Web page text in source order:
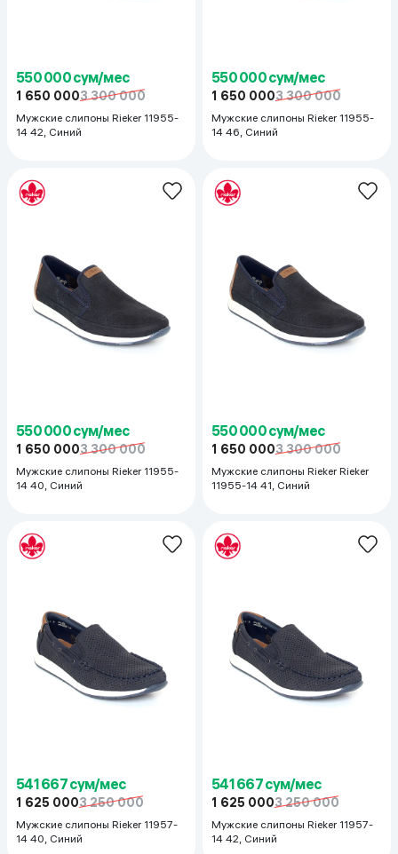
550 000 сум/мес
1 650 0003 300 000
Мужские слипоны Rieker 11955-
14 42, Синий
550 000 сум/мес
1 650 0003 300 000
Мужские слипоны Rieker 11955-
14 46, Синий
550 000 сум/мес
1 650 0003 300 000
Мужские слипоны Rieker 11955-
14 40, Синий
550 000 сум/мес
1 650 0003 300 000
Мужские слипоны Rieker Rieker
11955-14 41, Синий
541 667 сум/мес
1 625 0003 250 000
Мужские слипоны Rieker 11957-
14 40, Синий
541 667 сум/мес
1 625 0003 250 000
Мужские слипоны Rieker 11957-
14 42, Синий